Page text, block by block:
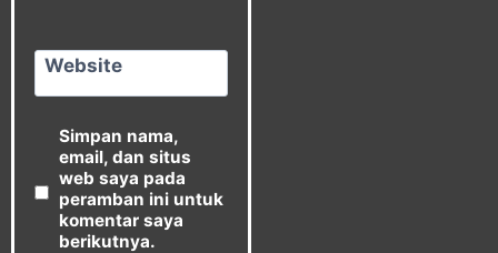
Website
Simpan nama,
email, dan situs
web saya pada
peramban ini untuk
komentar saya
berikutnya.